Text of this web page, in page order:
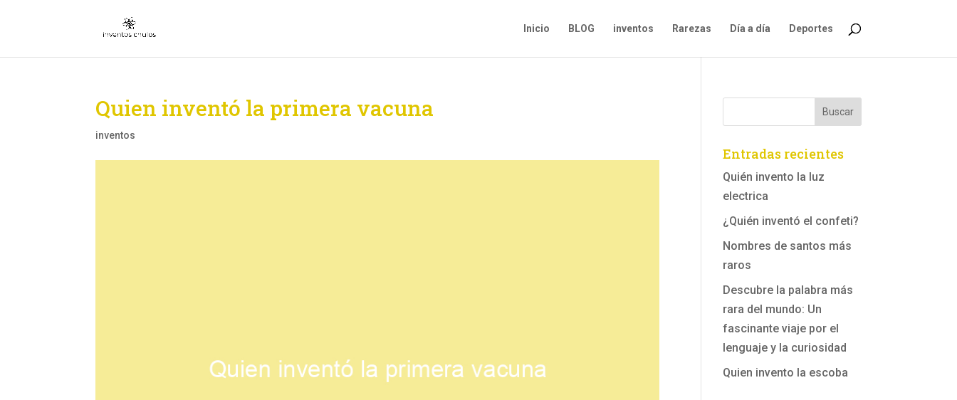
Inicio BLOG inventos Rarezas Día a día Deportes
Quien inventó la primera vacuna
inventos
Entradas recientes
Quién invento la luz
electrica
¿Quién inventó el confeti?
Nombres de santos más
raros
Descubre la palabra más
rara del mundo: Un
fascinante viaje por el
lenguaje y la curiosidad
Quien invento la escoba